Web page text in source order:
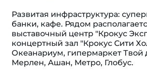
Развитая инфраструктура:
банки, кафе. Рядом
выставочный центр "Крокус
концертный зал "Крокус Сити
Океанариум, гипермаркет Твой
Мерлен, Ашан, Метро, Глобус.